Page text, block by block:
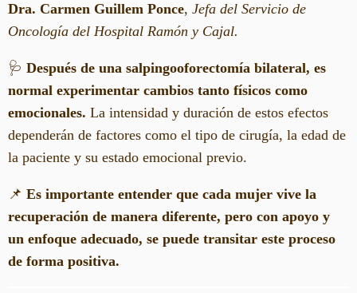
Dra. Carmen Guillem Ponce, Jefa del Servicio de
Oncología del Hospital Ramón y Cajal.
🩺 Después de una salpingooforectomía bilateral, es
normal experimentar cambios tanto físicos como
emocionales. La intensidad y duración de estos efectos
dependerán de factores como el tipo de cirugía, la edad de
la paciente y su estado emocional previo.
📌 Es importante entender que cada mujer vive la
recuperación de manera diferente, pero con apoyo y
un enfoque adecuado, se puede transitar este proceso
de forma positiva.